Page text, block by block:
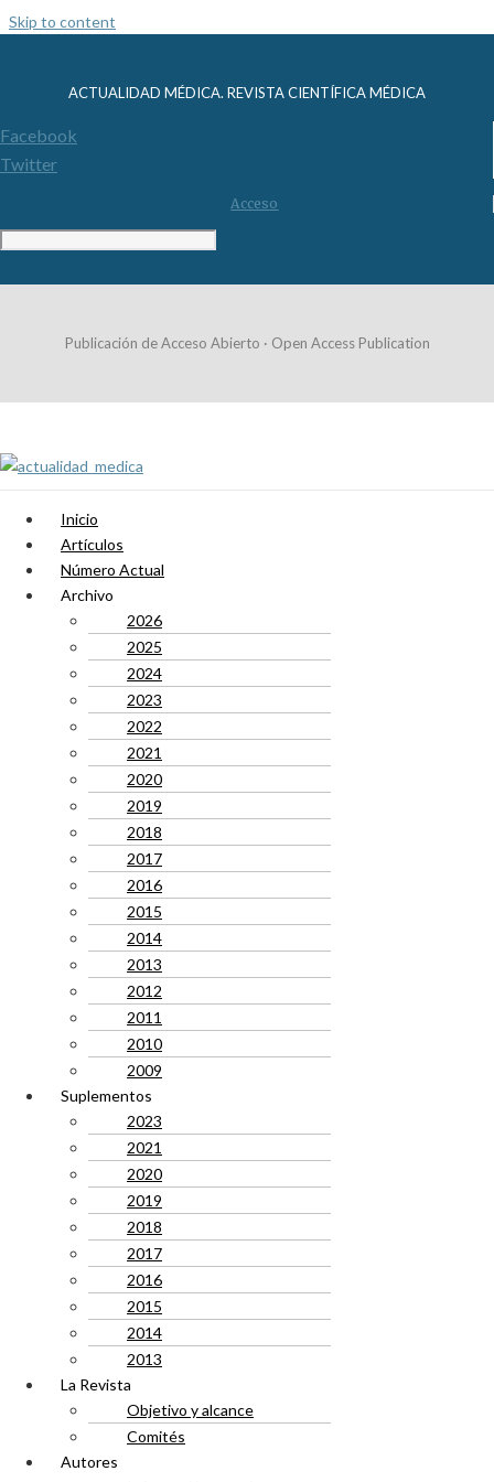
Skip to content
ACTUALIDAD MÉDICA. REVISTA CIENTÍFICA MÉDICA
Facebook
Twitter
Acceso
Publicación de Acceso Abierto · Open Access Publication
Inicio
Artículos
Número Actual
Archivo
2026
2025
2024
2023
2022
2021
2020
2019
2018
2017
2016
2015
2014
2013
2012
2011
2010
2009
Suplementos
2023
2021
2020
2019
2018
2017
2016
2015
2014
2013
La Revista
Objetivo y alcance
Comités
Autores